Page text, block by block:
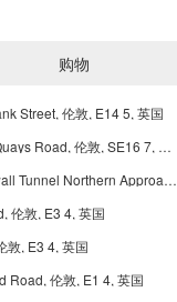
购物
Street, 伦敦, E14 5, 英国
Underground-Canada Water, Surrey Quays Road, 伦敦, SE16 7, 英国
Underground Bromley by Bow, Blackwall Tunnel Northern Approach, 伦敦, E3 3, 英国
伦敦, E3 4, 英国
敦, E3 4, 英国
Road, 伦敦, E1 4, 英国